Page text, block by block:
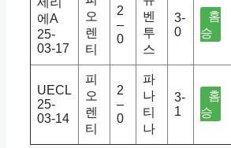
에A
25-
03-17
오
렌
티
2
–
0
벤
투
스
3-
0
홈
승
UECL
25-
03-14
피
오
렌
티
2
–
0
파
나
티
나
3-
1
홈
승